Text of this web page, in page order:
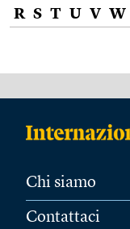
R S T U V W
Chi siamo
Contattaci